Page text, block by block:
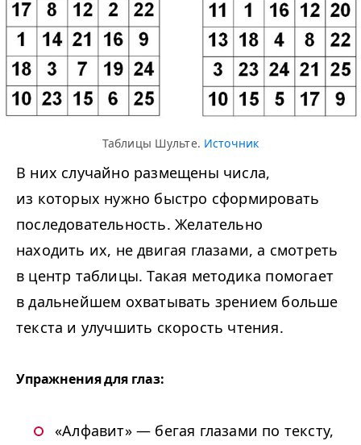
Таблицы Шульте. Источник
В них случайно размещены числа,
из которых нужно быстро сформировать
последовательность. Желательно
находить их, не двигая глазами, а смотреть
в центр таблицы. Такая методика помогает
в дальнейшем охватывать зрением больше
текста и улучшить скорость чтения.
Упражнения для глаз:
«Алфавит» — бегая глазами по тексту,